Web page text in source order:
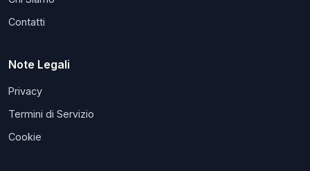
Contatti
Note Legali
Privacy
Termini di Servizio
Cookie